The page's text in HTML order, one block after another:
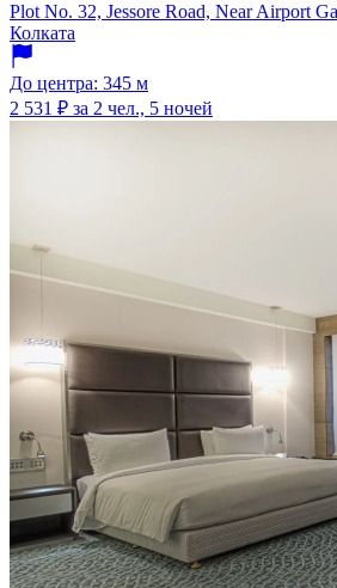
Plot No. 32, Jessore Road, Near Airport
Колката
До центра: 345 м
2 531 ₽ за 2 чел., 5 ночей